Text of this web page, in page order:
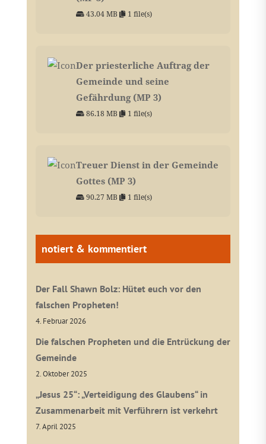
43.04 MB 1 file(s)
Der priesterliche Auftrag der
Gemeinde und seine
Gefährdung (MP 3)
86.18 MB 1 file(s)
Treuer Dienst in der Gemeinde
Gottes (MP 3)
90.27 MB 1 file(s)
notiert & kommentiert
Der Fall Shawn Bolz: Hütet euch vor den
falschen Propheten!
4. Februar 2026
Die falschen Propheten und die Entrückung der
Gemeinde
2. Oktober 2025
„Jesus 25“: „Verteidigung des Glaubens“ in
Zusammenarbeit mit Verführern ist verkehrt
7. April 2025